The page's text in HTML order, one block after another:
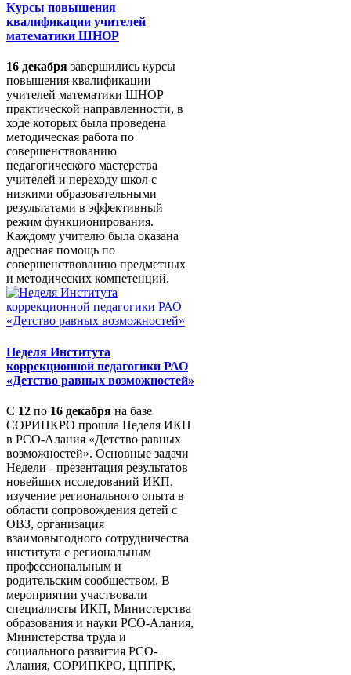
Курсы повышения
квалификации учителей
математики ШНОР
16 декабря завершились курсы
повышения квалификации
учителей математики ШНОР
практической направленности, в
ходе которых была проведена
методическая работа по
совершенствованию
педагогического мастерства
учителей и переходу школ с
низкими образовательными
результатами в эффективный
режим функционирования.
Каждому учителю была оказана
адресная помощь по
совершенствованию предметных
и методических компетенций.
Неделя Института
коррекционной педагогики РАО
«Детство равных возможностей»
С 12 по 16 декабря на базе
СОРИПКРО прошла Неделя ИКП
в РСО-Алания «Детство равных
возможностей». Основные задачи
Недели - презентация результатов
новейших исследований ИКП,
изучение регионального опыта в
области сопровождения детей с
ОВЗ, организация
взаимовыгодного сотрудничества
института с региональным
профессиональным и
родительским сообществом. В
мероприятии участвовали
специалисты ИКП, Министерства
образования и науки РСО-Алания,
Министерства труда и
социального развития РСО-
Алания, СОРИПКРО, ЦППРК,